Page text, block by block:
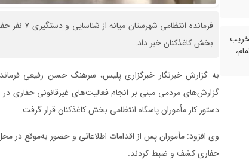
فرمانده
بخش کاغذکنان خبر داد.
به گزارش خبرنگار خبرگزاری پلیس، سرهنگ حسن رفیعی
گزارش‌های مردمی مبنی بر انجام فعالیت‌های غیرقانونی حفاری
دستور کار مأموران پاسگاه انتظامی بخش کاغذکنان قرار گرفت.
حفاری کشف و ضبط کردند.